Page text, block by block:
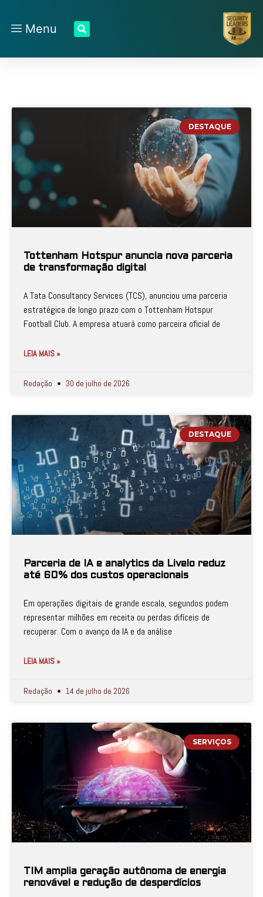
Menu
DESTAQUE
Tottenham Hotspur anuncia nova parceria
de transformação digital
A Tata Consultancy Services (TCS), anunciou uma parceria
estratégica de longo prazo com o Tottenham Hotspur
Football Club. A empresa atuará como parceira oficial de
LEIA MAIS »
Redação 30 de julho de 2026
DESTAQUE
Parceria de IA e analytics da Livelo reduz
até 60% dos custos operacionais
Em operações digitais de grande escala, segundos podem
representar milhões em receita ou perdas difíceis de
recuperar. Com o avanço da IA e da análise
LEIA MAIS »
Redação 14 de julho de 2026
SERVIÇOS
TIM amplia geração autônoma de energia
renovável e redução de desperdícios